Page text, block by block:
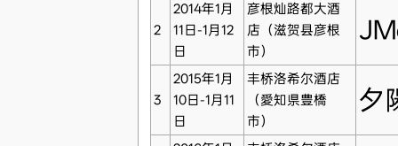
2
2014年1月
11日-1月12
日
彦根灿路都大酒
店（滋贺县彦根
市）
3
2015年1月
10日-1月11
日
丰桥洛希尔酒店
（愛知県豊橋
市）
夕